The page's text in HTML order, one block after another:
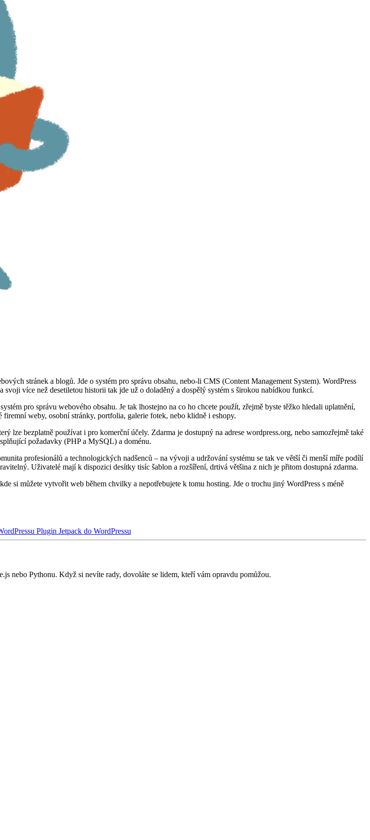
stránek a blogů. Jde o systém pro správu obsahu, nebo-li CMS (Content Management System). WordPress
více než desetiletou historii tak jde už o doladěný a dospělý systém s širokou nabídkou funkcí.
pro správu webového obsahu. Je tak lhostejno na co ho chcete použít, zřejmě byste těžko hledali uplatnění,
weby, osobní stránky, portfolia, galerie fotek, nebo klidně i eshopy.
lze bezplatně používat i pro komerční účely. Zdarma je dostupný na adrese wordpress.org, nebo samozřejmě také
požadavky (PHP a MySQL) a doménu.
profesionálů a technologických nadšenců – na vývoji a udržování systému se tak ve větší či menší míře podílí
Uživatelé mají k dispozici desítky tisíc šablon a rozšíření, drtivá většina z nich je přitom dostupná zdarma.
si můžete vytvořit web během chvilky a nepotřebujete k tomu hosting. Jde o trochu jiný WordPress s méně
Plugin Jetpack do WordPressu
nebo Pythonu. Když si nevíte rady, dovoláte se lidem, kteří vám opravdu pomůžou.